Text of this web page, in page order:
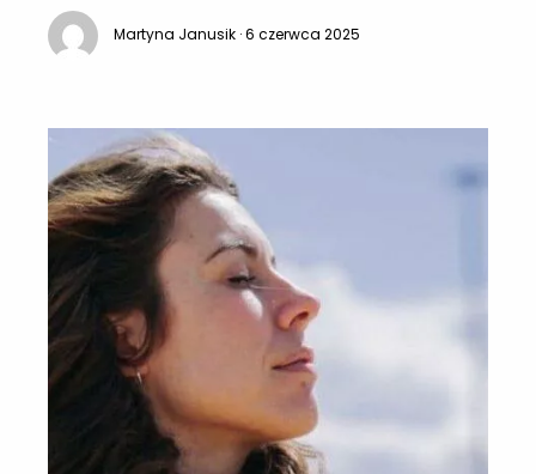
końcu na pewno zauważasz, że to właśnie jest
istotne w życiu, a nie drogie dodatki. Sprezentuj
mammografii. Czy mammografia to
Martyna Janusik · 6 czerwca 2025